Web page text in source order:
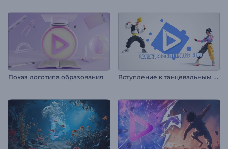
Показ логотипа образования В
ступление к танцевальным эмоциям Fortnite